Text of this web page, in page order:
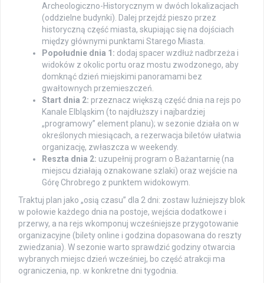
Archeologiczno-Historycznym w dwóch lokalizacjach
(oddzielne budynki). Dalej przejdź pieszo przez
historyczną część miasta, skupiając się na dojściach
między głównymi punktami Starego Miasta.
Popołudnie dnia 1: dodaj spacer wzdłuż nadbrzeża i
widoków z okolic portu oraz mostu zwodzonego, aby
domknąć dzień miejskimi panoramami bez
gwałtownych przemieszczeń.
Start dnia 2: przeznacz większą część dnia na rejs po
Kanale Elbląskim (to najdłuższy i najbardziej
„programowy” element planu); w sezonie działa on w
określonych miesiącach, a rezerwacja biletów ułatwia
organizację, zwłaszcza w weekendy.
Reszta dnia 2: uzupełnij program o Bażantarnię (na
miejscu działają oznakowane szlaki) oraz wejście na
Górę Chrobrego z punktem widokowym.
Traktuj plan jako „osią czasu” dla 2 dni: zostaw luźniejszy blok
w połowie każdego dnia na postoje, wejścia dodatkowe i
przerwy, a na rejs wkomponuj wcześniejsze przygotowanie
organizacyjne (bilety online i godzina dopasowana do reszty
zwiedzania). W sezonie warto sprawdzić godziny otwarcia
wybranych miejsc dzień wcześniej, bo część atrakcji ma
ograniczenia, np. w konkretne dni tygodnia.